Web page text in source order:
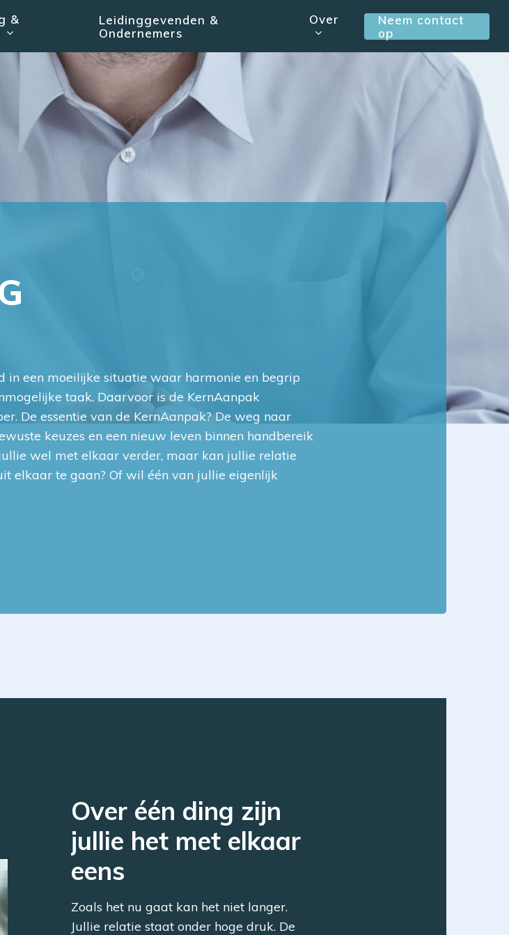
&
Leidinggevenden &
Ondernemers
Over
Neem contact
op
in een moeilijke situatie waar harmonie en begrip
taak. Daarvoor is de KernAanpak
De essentie van de KernAanpak? De weg naar
keuzes en een nieuw leven binnen handbereik
wel met elkaar verder, maar kan jullie relatie
elkaar te gaan? Of wil één van jullie eigenlijk
Over één ding zijn
jullie het met elkaar
eens
Zoals het nu gaat kan het niet langer.
Jullie relatie staat onder hoge druk. De